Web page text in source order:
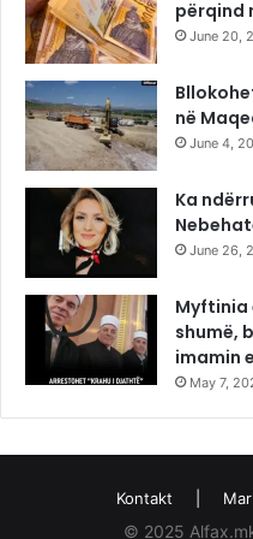
përqind
June 20,
në
June 4,
Ka
June 26,
Myftinia
shumë,
imamin
May 7,
Kontakt
© 2025